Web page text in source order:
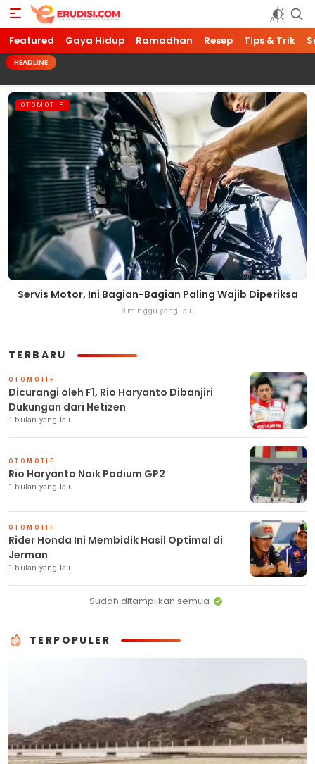
Featured Gaya Hidup Ramadhan Resep Tips & Trik
HEADLINE
OTOMOTIF
Servis Motor, Ini Bagian-Bagian Paling Wajib Diperiksa
3 minggu yang lalu
TERBARU
OTOMOTIF
Dicurangi oleh F1, Rio Haryanto Dibanjiri
Dukungan dari Netizen
1 bulan yang lalu
OTOMOTIF
Rio Haryanto Naik Podium GP2
1 bulan yang lalu
OTOMOTIF
Rider Honda Ini Membidik Hasil Optimal di
Jerman
1 bulan yang lalu
Sudah ditampilkan semua
TERPOPULER